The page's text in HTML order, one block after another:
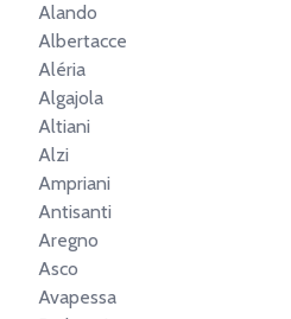
Alando
Albertacce
Aléria
Algajola
Altiani
Alzi
Ampriani
Antisanti
Aregno
Asco
Avapessa